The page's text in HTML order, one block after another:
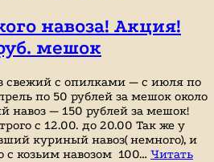
навоза! Акция!
мешок
свежий с опилками — с июля по
по 50 рублей за мешок около
навоз — 150 рублей за мешок!
с 12.00. до 20.00 Так же у
куриный навоз( немного), и
с козьим навозом 100… Читать